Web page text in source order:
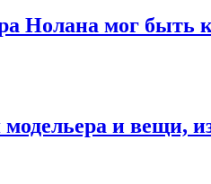
Нолана мог
и вещи,